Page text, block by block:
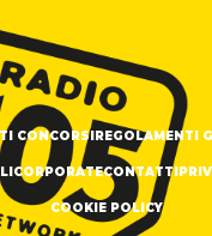
CONCORSIREGOLAMENTI
CORPORATECONTATTI
COOKIE POLICY